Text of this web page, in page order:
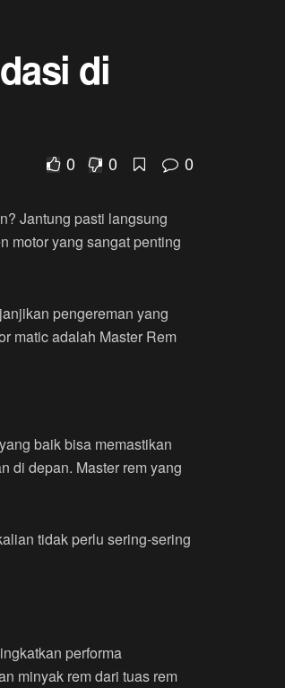
di
0 0 0
Jantung pasti langsung
motor yang sangat penting
pengereman yang
matic adalah Master Rem
baik bisa memastikan
di depan. Master rem yang
tidak perlu sering-sering
performa
minyak rem dari tuas rem